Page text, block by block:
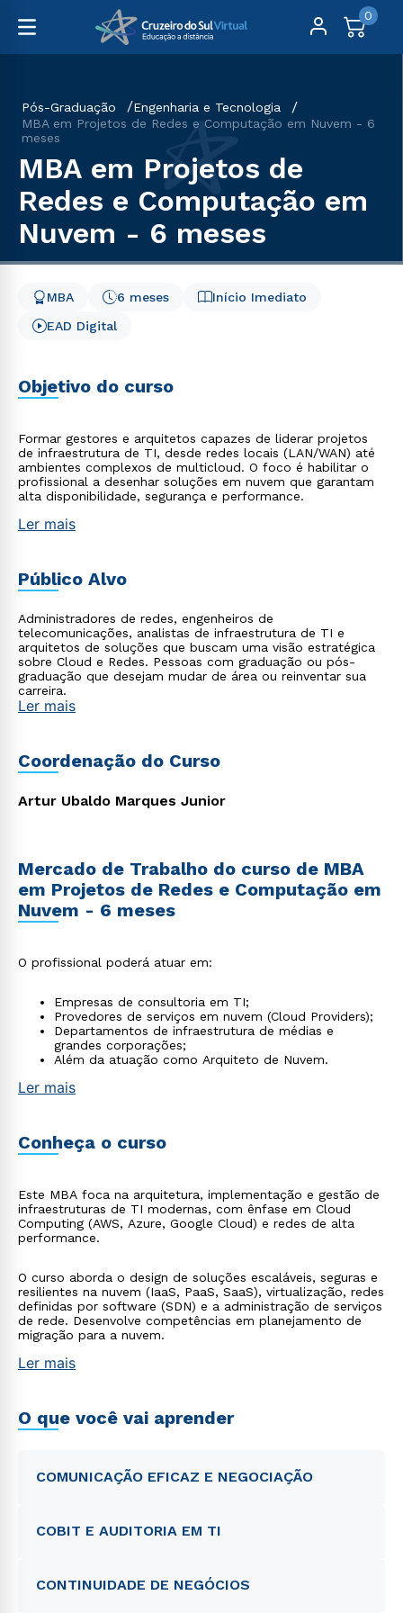
0
Pós-Graduação
Engenharia e Tecnologia
MBA em Projetos de Redes e Computação em Nuvem - 6
meses
MBA em Projetos de
Redes e Computação em
Nuvem - 6 meses
Início Imediato
6 meses
MBA
EAD Digital
Objetivo do curso
Formar gestores e arquitetos capazes de liderar projetos
de infraestrutura de TI, desde redes locais (LAN/WAN) até
ambientes complexos de multicloud. O foco é habilitar o
profissional a desenhar soluções em nuvem que garantam
alta disponibilidade, segurança e performance.
Ler mais
Público Alvo
Administradores de redes, engenheiros de
telecomunicações, analistas de infraestrutura de TI e
arquitetos de soluções que buscam uma visão estratégica
sobre Cloud e Redes. Pessoas com graduação ou pós-
graduação que desejam mudar de área ou reinventar sua
carreira.
Ler mais
Coordenação do Curso
Artur Ubaldo Marques Junior
Mercado de Trabalho do curso de MBA
em Projetos de Redes e Computação em
Nuvem - 6 meses
O profissional poderá atuar em:
Empresas de consultoria em TI;
Provedores de serviços em nuvem (Cloud Providers);
Departamentos de infraestrutura de médias e
grandes corporações;
Além da atuação como Arquiteto de Nuvem.
Ler mais
Conheça o curso
Este MBA foca na arquitetura, implementação e gestão de
infraestruturas de TI modernas, com ênfase em Cloud
Computing (AWS, Azure, Google Cloud) e redes de alta
performance.
O curso aborda o design de soluções escaláveis, seguras e
resilientes na nuvem (IaaS, PaaS, SaaS), virtualização, redes
definidas por software (SDN) e a administração de serviços
de rede. Desenvolve competências em planejamento de
migração para a nuvem.
Ler mais
O que você vai aprender
COMUNICAÇÃO EFICAZ E NEGOCIAÇÃO
COBIT E AUDITORIA EM TI
CONTINUIDADE DE NEGÓCIOS